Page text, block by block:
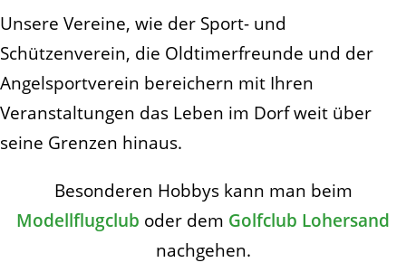
Unsere Vereine, wie der Sport- und
Schützenverein, die Oldtimerfreunde und der
Angelsportverein bereichern mit Ihren
Veranstaltungen das Leben im Dorf weit über
seine Grenzen hinaus.
Besonderen Hobbys kann man beim
Modellflugclub oder dem Golfclub Lohersand
nachgehen.